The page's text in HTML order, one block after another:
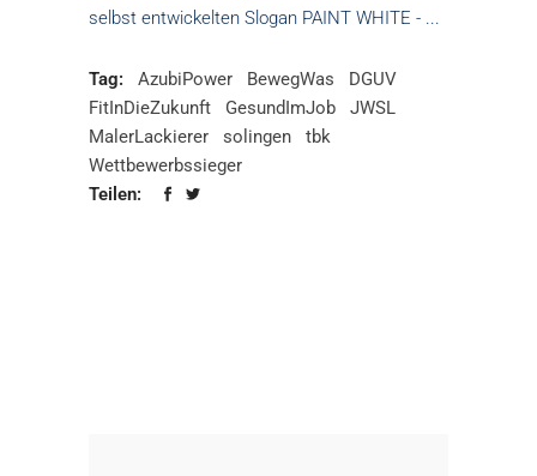
selbst entwickelten Slogan PAINT WHITE -
Tag: AzubiPower BewegWas
DGUV
FitInDieZukunft
GesundImJob
JWSL
MalerLackierer
solingen
tbk
Wettbewerbssieger
Teilen: